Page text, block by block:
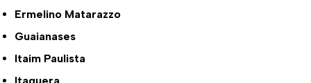
Ermelino Matarazzo
Guaianases
Itaim Paulista